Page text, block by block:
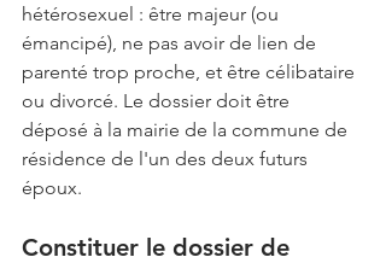
hétérosexuel : être majeur (ou
émancipé), ne pas avoir de lien de
parenté trop proche, et être célibataire
ou divorcé. Le dossier doit être
déposé à la mairie de la commune de
résidence de l'un des deux futurs
époux.
Constituer le dossier de